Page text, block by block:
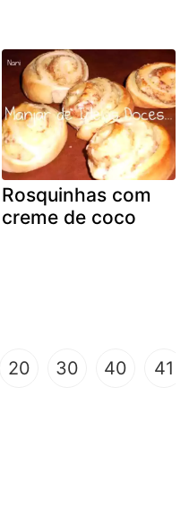
Rosquinhas com
creme de coco
20 30 40 41